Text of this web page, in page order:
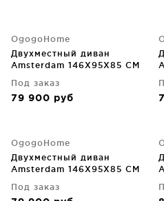
OgogoHome
Двухместный диван
Amsterdam 146X95X85 CM
Под заказ
79 900 руб
OgogoHome
Двухместный диван
Amsterdam 146X95X85 CM
Под заказ